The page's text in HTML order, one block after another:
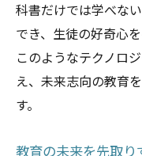
科書だけでは学べな
でき、生徒の好奇心
このようなテクノロ
え、未来志向の教育
す。